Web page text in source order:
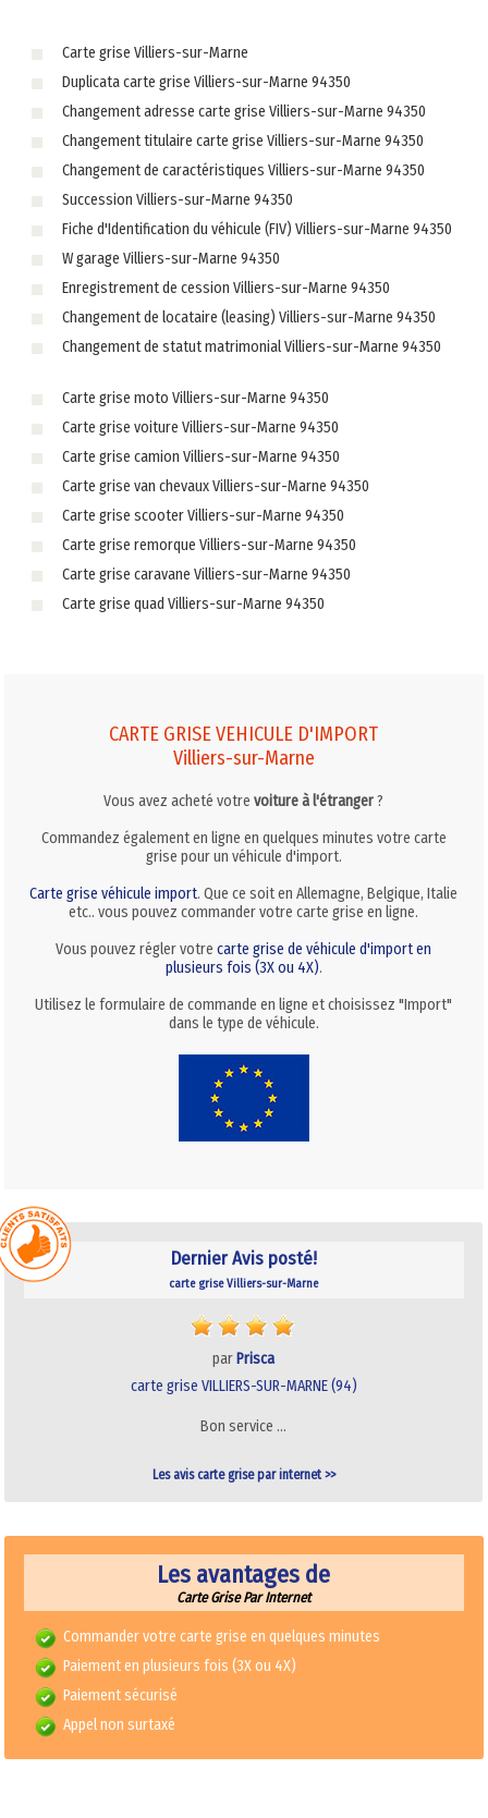
Carte grise Villiers-sur-Marne
Duplicata carte grise Villiers-sur-Marne 94350
Changement adresse carte grise Villiers-sur-Marne 94350
Changement titulaire carte grise Villiers-sur-Marne 94350
Changement de caractéristiques Villiers-sur-Marne 94350
Succession Villiers-sur-Marne 94350
Fiche d'Identification du véhicule (FIV) Villiers-sur-Marne 94350
W garage Villiers-sur-Marne 94350
Enregistrement de cession Villiers-sur-Marne 94350
Changement de locataire (leasing) Villiers-sur-Marne 94350
Changement de statut matrimonial Villiers-sur-Marne 94350
Carte grise moto Villiers-sur-Marne 94350
Carte grise voiture Villiers-sur-Marne 94350
Carte grise camion Villiers-sur-Marne 94350
Carte grise van chevaux Villiers-sur-Marne 94350
Carte grise scooter Villiers-sur-Marne 94350
Carte grise remorque Villiers-sur-Marne 94350
Carte grise caravane Villiers-sur-Marne 94350
Carte grise quad Villiers-sur-Marne 94350
CARTE GRISE VEHICULE D'IMPORT
Villiers-sur-Marne
Vous avez acheté votrevoiture à l'étranger?
Commandez également en ligne en quelques minutes votre carte
grise pour un véhicule d'import.
Carte grise véhicule import. Que ce soit en Allemagne, Belgique, Italie
etc.. vous pouvez commander votre carte grise en ligne.
Vous pouvez régler votrecarte grise de véhicule d'import en
plusieurs fois (3X ou 4X).
Utilisez le formulaire de commande en ligne et choisissez "Import"
dans le type de véhicule.
Dernier Avis posté!
carte grise Villiers-sur-Marne
par Prisca
carte grise VILLIERS-SUR-MARNE (94)
Bon service …
Les avis carte grise par internet >>
Les avantages de
Carte Grise Par Internet
Commander votre carte grise en quelques minutes
Paiement en plusieurs fois (3X ou 4X)
Paiement sécurisé
Appel non surtaxé